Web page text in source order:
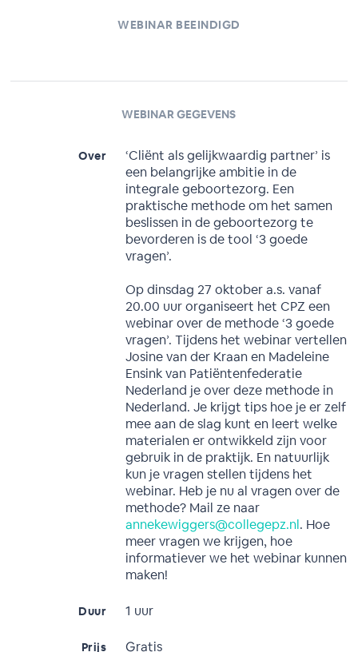
WEBINAR BEEINDIGD
WEBINAR GEGEVENS
Over
‘Cliënt als gelijkwaardig partner’ is
een belangrijke ambitie in de
integrale geboortezorg. Een
praktische methode om het samen
beslissen in de geboortezorg te
bevorderen is de tool ‘3 goede
vragen’.
Op dinsdag 27 oktober a.s. vanaf
20.00 uur organiseert het CPZ een
webinar over de methode ‘3 goede
vragen’. Tijdens het webinar vertellen
Josine van der Kraan en Madeleine
Ensink van Patiëntenfederatie
Nederland je over deze methode in
Nederland. Je krijgt tips hoe je er zelf
mee aan de slag kunt en leert welke
materialen er ontwikkeld zijn voor
gebruik in de praktijk. En natuurlijk
kun je vragen stellen tijdens het
webinar. Heb je nu al vragen over de
methode? Mail ze naar
annekewiggers@collegepz.nl. Hoe
meer vragen we krijgen, hoe
informatiever we het webinar kunnen
maken!
Duur 1 uur
Prijs Gratis